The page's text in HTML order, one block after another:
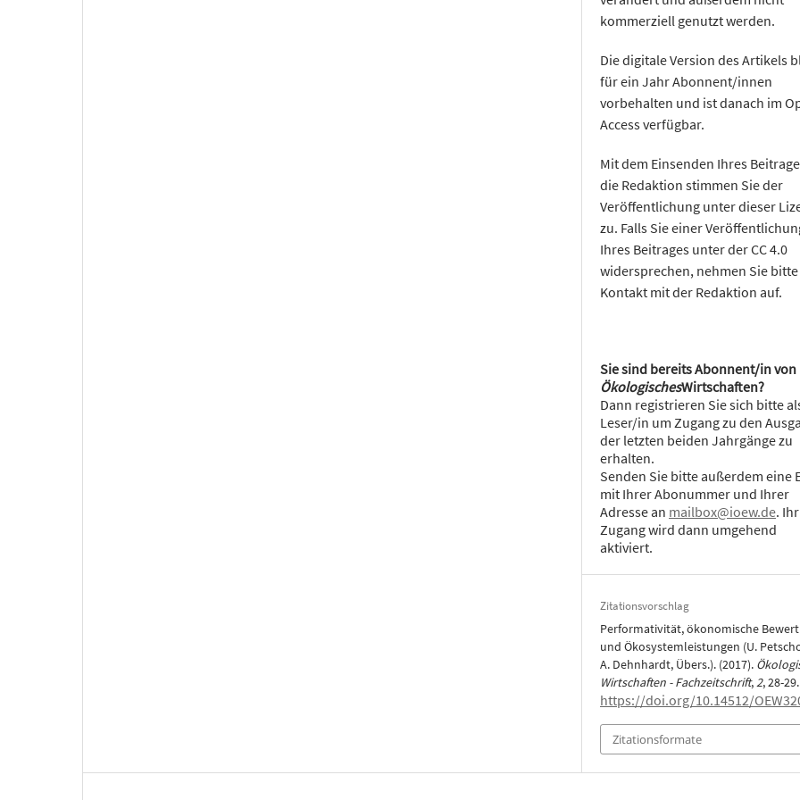
kommerziell genutzt werden.
Die digitale Version des Artikels
für ein Jahr Abonnent/innen
vorbehalten und ist danach im
Access verfügbar.
Mit dem Einsenden Ihres
die Redaktion stimmen Sie der
Veröffentlichung unter dieser
zu. Falls Sie einer
Ihres Beitrages unter der CC 4.0
widersprechen, nehmen Sie bitte
Kontakt mit der Redaktion auf.
Sie sind bereits Abonnent/in von
ÖkologischesWirtschaften?
Dann registrieren Sie sich bitte
Leser/in um Zugang zu den
der letzten beiden Jahrgänge zu
erhalten.
Senden Sie bitte außerdem eine
mit Ihrer Abonummer und Ihrer
Adresse an mailbox@ioew.de. Ihr
Zugang wird dann umgehend
aktiviert.
Zitationsvorschlag
Performativität, ökonomische
und Ökosystemleistungen (U.
A. Dehnhardt, Übers.). (2017).
Wirtschaften - Fachzeitschrift,2, 28-29.
https://doi.org/10.14512/
Zitationsformate